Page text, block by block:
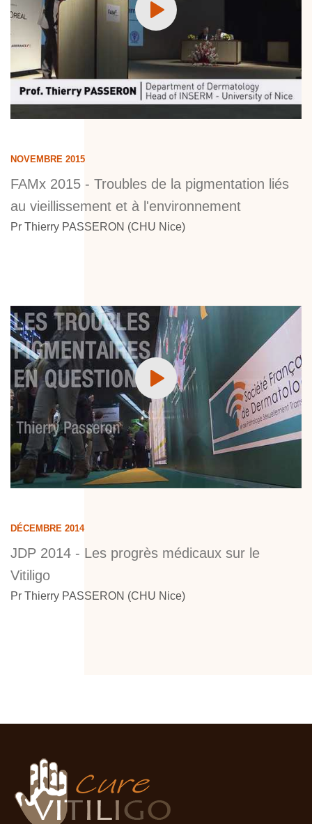
NOVEMBRE 2015
FAMx 2015 - Troubles de la pigmentation liés
au vieillissement et à l'environnement
Pr Thierry PASSERON (CHU Nice)
DÉCEMBRE 2014
JDP 2014 - Les progrès médicaux sur le
Vitiligo
Pr Thierry PASSERON (CHU Nice)